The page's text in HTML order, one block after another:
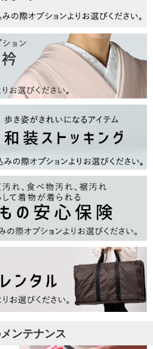
ンテナンス